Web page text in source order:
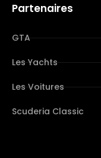
Partenaires
GTA
Les Yachts
Les Voitures
Scuderia Classic